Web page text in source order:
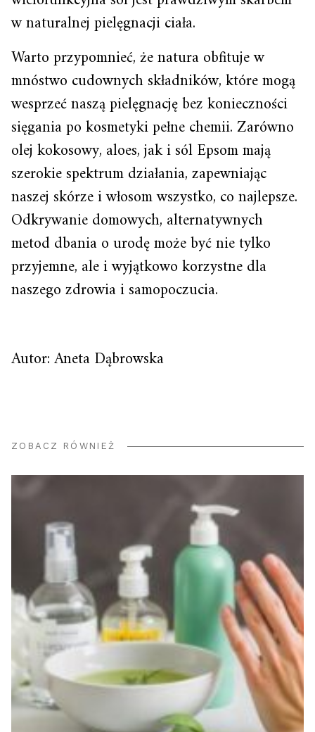
w naturalnej pielęgnacji ciała.
Warto przypomnieć, że natura obfituje w
mnóstwo cudownych składników, które mogą
wesprzeć naszą pielęgnację bez konieczności
sięgania po kosmetyki pełne chemii. Zarówno
olej kokosowy, aloes, jak i sól Epsom mają
szerokie spektrum działania, zapewniając
naszej skórze i włosom wszystko, co najlepsze.
Odkrywanie domowych, alternatywnych
metod dbania o urodę może być nie tylko
przyjemne, ale i wyjątkowo korzystne dla
naszego zdrowia i samopoczucia.
Autor: Aneta Dąbrowska
ZOBACZ RÓWNIEŻ